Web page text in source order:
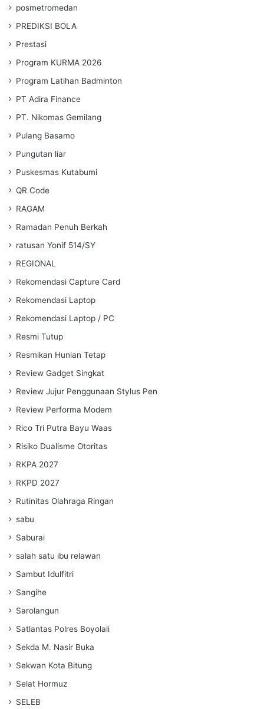
posmetromedan
PREDIKSI BOLA
Prestasi
Program KURMA 2026
Program Latihan Badminton
PT Adira Finance
PT. Nikomas Gemilang
Pulang Basamo
Pungutan liar
Puskesmas Kutabumi
QR Code
RAGAM
Ramadan Penuh Berkah
ratusan Yonif 514/SY
REGIONAL
Rekomendasi Capture Card
Rekomendasi Laptop
Rekomendasi Laptop / PC
Resmi Tutup
Resmikan Hunian Tetap
Review Gadget Singkat
Review Jujur Penggunaan Stylus Pen
Review Performa Modem
Rico Tri Putra Bayu Waas
Risiko Dualisme Otoritas
RKPA 2027
RKPD 2027
Rutinitas Olahraga Ringan
sabu
Saburai
salah satu ibu relawan
Sambut Idulfitri
Sangihe
Sarolangun
Satlantas Polres Boyolali
Sekda M. Nasir Buka
Sekwan Kota Bitung
Selat Hormuz
SELEB